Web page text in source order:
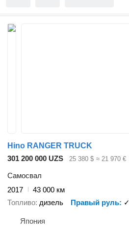
Hino RANGER TRUCK
301 200 000 UZS
25 380 $ ≈ 21 970 €
Самосвал
2017
43 000 км
Топливо дизель Правый руль ✓
Япония